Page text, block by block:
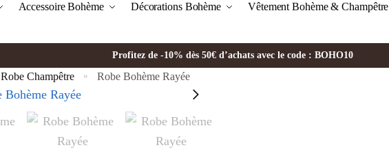
Accessoire Bohème Décorations Bohème Vêtement Bohème & Champêtre
Profitez de -10% dès 50€ d’achats avec le code : BOHO10
Robe Champêtre » Robe Bohème Rayée